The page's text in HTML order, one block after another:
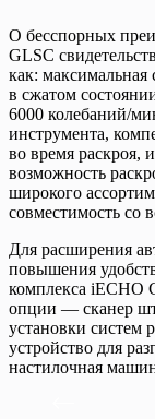
О бесспорных
GLSC
как: максимальная
в сжатом
6000 колебаний/
инструмента,
во время раскроя,
возможность
широкого
совместимость
Для расширения
повышения
комплекса iECHO
опции — сканер
установки систем
устройство для
настилочная